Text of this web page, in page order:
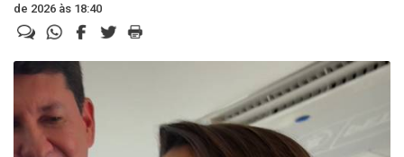
de 2026 às 18:40